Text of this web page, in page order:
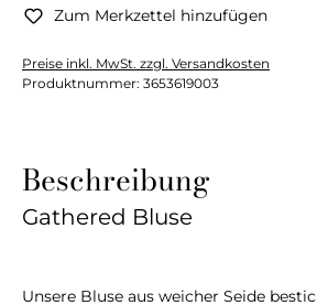
Zum Merkzettel hinzufügen
Preise inkl. MwSt. zzgl. Versandkosten
Produktnummer: 3653619003
Beschreibung
Gathered Bluse
Unsere Bluse aus weicher Seide